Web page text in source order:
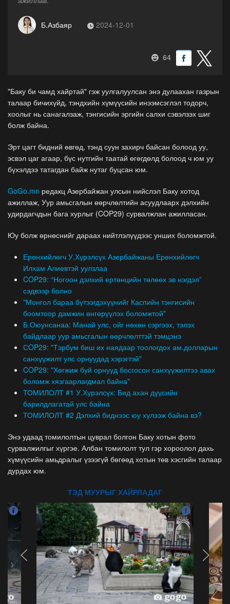
Б.Азбаяр 2024-12-01
64
"Баку би чамд хайртай" гэж уулгалуулсан энэ дулаахан газрын
талаар бичихүйд, тэндхийн хүмүүсийн инээмсэглэл тодорч,
хоолыг нь санагалзаж, тэнгисийн эргийн салхи сэвэлзэх шиг
болж байна.
Эрт цагт бидний өвгөд, тэнд суун захирч байсан болоод уу,
эсвэл цаг агаар, бүс нутгийн таатай өгөгдөлд болоод ч юм уу
бүхэлдээ татагдан байж нутаг буцсан юм.
GoGo.mn редакц Азербайжан улсын нийслэл Баку хотод
ажиллаж, Уур амьсгалын өөрчлөлтийн асуудлаарх дэлхийн
удирдагчдын бага хурлыг (COP29) сурвалжлан ажилласан.
Юу болж өрнөснийг дараах нийтлэлүүдээс унших боломжтой.
Ерөнхийлөгч У.Хүрэлсүх Азербайжаны Ерөнхийлөгч
Илхам Алиевтэй уулзлаа
COP29: “Ногоон дэлхий ертөнцийн төлөөх эв нэгдэл”
сэдвээр болно
"Монгол бараа бүтээгдэхүүнийг Каспийн тэнгисийн
боомтоор дамжин өнгөрүүлэх боломжтой"
Б.Оюунсанаа: Манай улс, ойг нөхөн сэргээх, тэлэх
байдлаар уур амьсгалын өөрчлөлттэй тэмцэнэ
СOP29: "Тэрбум биш их наядаар тоологдох ам.долларын
санхүүжилт улс орнуудад хэрэгтэй"
COP29: "Хөгжиж буй орнууд босгосон санхүүжилтээ авах
боломж хязгаарлагдмал байна"
ТОМИЛОЛТ #1 У.Хүрэлсүх: Бид ахан дүүсийн
барилдлагатай улс байна
ТОМИЛОЛТ #2 Дэлхий биднээс юу хүлээж байна вэ?
Энэ удаад томилолтын цуврал болгон Баку хотын фото
сурвалжилгыг хүргэе. Албан томилолт тул гэр хороолол дахь
хүмүүсийн амьдралыг үзээгүй бөгөөд хотын төв хэсгийн талаар
дурдах юм.
ТЭД МУУРЫГ ХАЙРЛАДАГ